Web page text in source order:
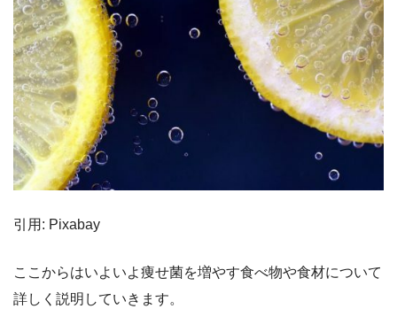
引用: Pixabay
ここからはいよいよ痩せ菌を増やす食べ物や食材について
詳しく説明していきます。